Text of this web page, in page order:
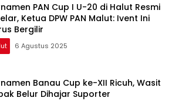
PAN Cup I U-20 di Halut Resmi
Ketua DPW PAN Malut: Ivent Ini
Bergilir
6 Agustus 2025
Banau Cup ke-XII Ricuh, Wasit
Belur Dihajar Suporter